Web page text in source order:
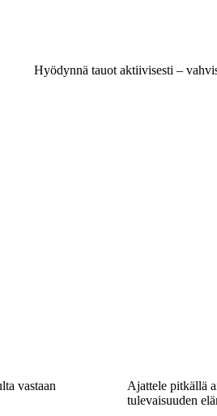
Hyödynnä tauot aktiivisesti –
vastaan
Ajattele pitkällä
tulevaisuuden